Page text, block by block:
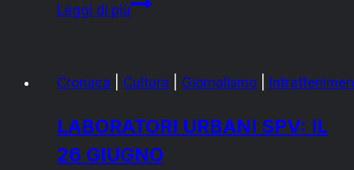
Leggi di più
IN
Cronaca Cultura Giornalismo
LABORATORI URBANI SPV: IL
26 GIUGNO